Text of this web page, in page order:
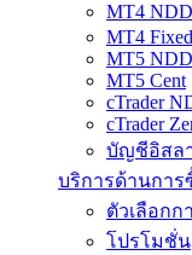
MT4
MT4 Fixed
MT5 NDD
MT5 Cent
cTrader
cTrader
บัญชีอิสล
บริการด้านการ
ตัวเลือกก
โปรโมชั่น